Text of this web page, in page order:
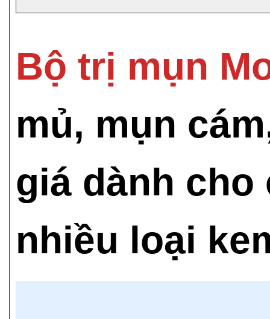
Bộ trị mụn
mủ, mụn
giá dành cho
nhiều loại